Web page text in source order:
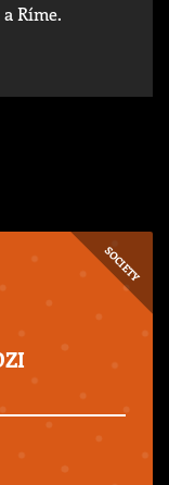
Ríme.
SOCIETY